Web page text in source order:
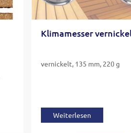
Klimamesser
vernickelt, 135 mm, 220 g
Weiterlesen